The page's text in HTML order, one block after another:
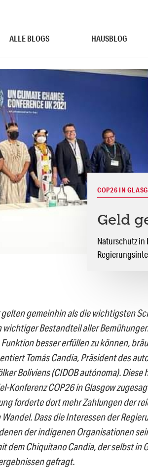
ALLE BLOGS HAUSBLOG
COP26 IN
Geld
Naturschutz
gemeinhin als die wichtigsten
wichtiger Bestandteil aller
besser erfüllen zu können,
Tomás Candia, Präsident des
Boliviens (CIDOB autónoma). Diese
Konferenz COP26 in Glasgow
forderte dort mehr Zahlungen der
Dass die Interessen der
der indigenen Organisationen
dem Chiquitano Candia, der selbst in
gefragt.